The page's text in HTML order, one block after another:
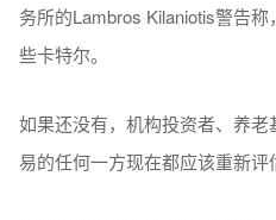
务所的Lambros Kilaniotis警告
些卡特尔。
如果还没有，机构投资者、养
易的任何一方现在都应该重新评